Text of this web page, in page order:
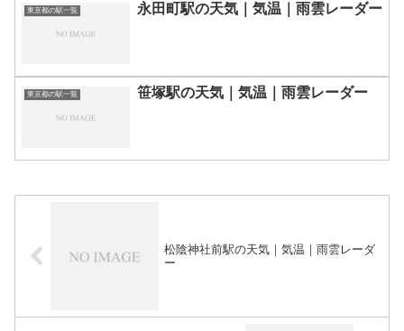
東京都の駅一覧 永田町駅の天気｜気温｜雨雲レーダー
東京都の駅一覧 笹塚駅の天気｜気温｜雨雲レーダー
松陰神社前駅の天気｜気温｜雨雲レーダ
ー